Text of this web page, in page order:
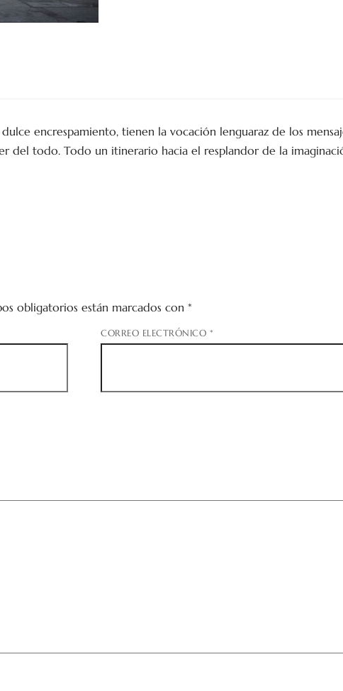
encrespamiento, tienen la vocación lenguaraz de los
del todo. Todo un itinerario hacia el resplandor de la
obligatorios están marcados con *
CORREO ELECTRÓNICO *